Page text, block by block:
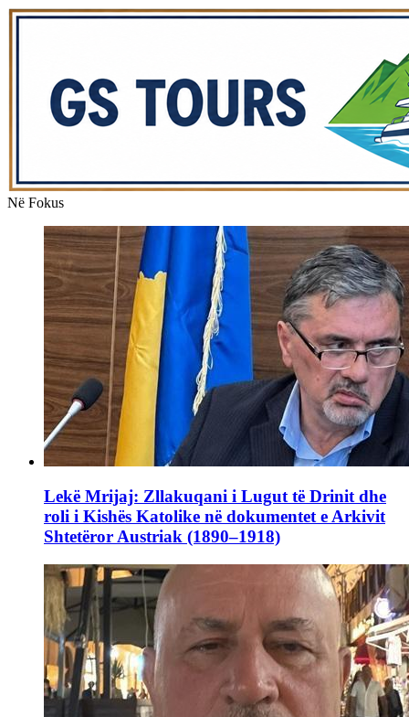
Në Fokus
Lekë Mrijaj: Zllakuqani i Lugut të Drinit dhe
roli i Kishës Katolike në dokumentet e Arkivit
Shtetëror Austriak (1890–1918)